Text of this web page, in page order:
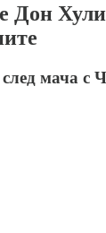
Дон
мача с